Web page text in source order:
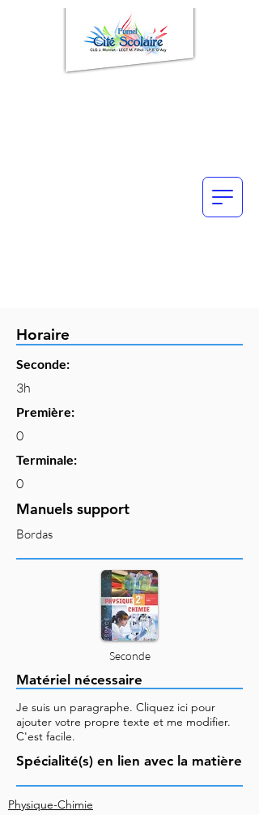
Horaire
Seconde:
3h
Première:
0
Terminale:
0
Manuels support
Bordas
Seconde
Matériel nécessaire
Je suis un paragraphe. Cliquez ici pour
ajouter votre propre texte et me modifier.
C'est facile.
Spécialité(s) en lien avec la matière
Physique-Chimie